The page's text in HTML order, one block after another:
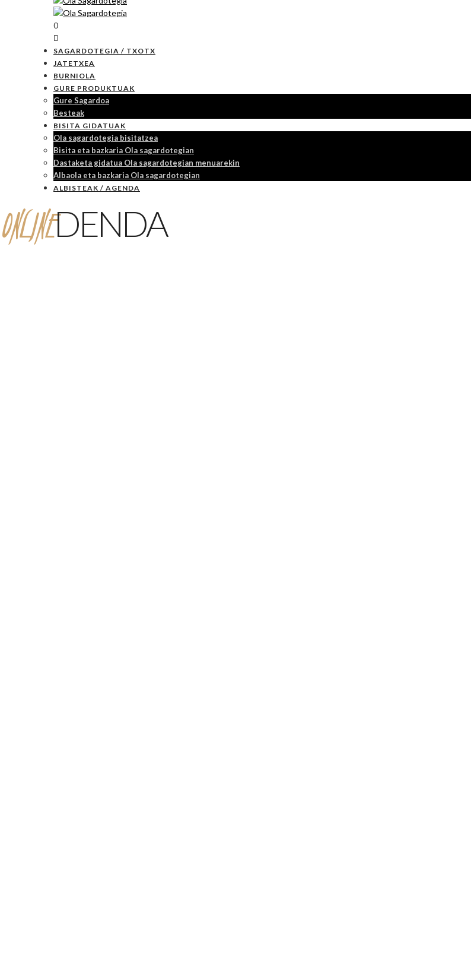
0
SAGARDOTEGIA / TXOTX
JATETXEA
BURNIOLA
GURE PRODUKTUAK
Gure Sagardoa
Besteak
BISITA GIDATUAK
Ola sagardotegia bisitatzea
Bisita eta bazkaria Ola sagardotegian
Dastaketa gidatua Ola sagardotegian menuarekin
Albaola eta bazkaria Ola sagardotegian
ALBISTEAK / AGENDA
ONLINEDENDA